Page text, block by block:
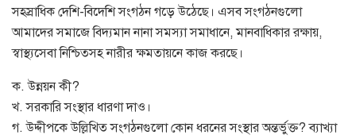
সহস্রাধিক দেশি-বিদেশি সংগঠন গড়ে উঠেছে। এসব সংগঠনগুলো
আমাদের সমাজে বিদ্যমান নানা সমস্যা সমাধানে, মানবাধিকার রক্ষায়,
স্বাস্থ্যসেবা নিশ্চিতসহ নারীর ক্ষমতায়নে কাজ করছে।
ক. উন্নয়ন কী?
খ. সরকারি সংস্থার ধারণা দাও।
গ. উদ্দীপকে উল্লিখিত সংগঠনগুলো কোন ধরনের সংস্থার অন্তর্ভুক্ত? ব্যাখ্যা